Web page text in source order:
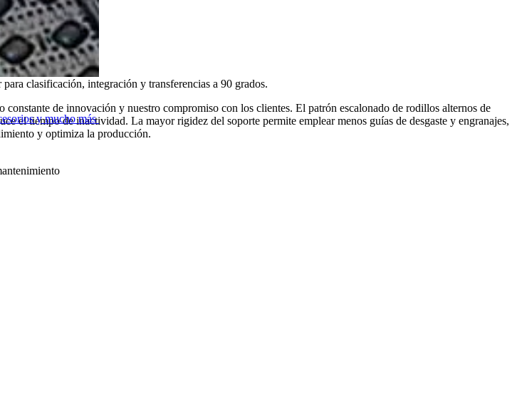
y mucho más
clasificación, integración y transferencias a 90 grados.
de innovación y nuestro compromiso con los clientes. El patrón escalonado de rodillos alternos de
el tiempo de inactividad. La mayor rigidez del soporte permite emplear menos guías de desgaste y engranajes,
y optimiza la producción.